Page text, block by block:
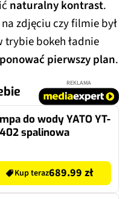
naturalny kontrast.
zdjęciu czy filmie był
trybie bokeh ładnie
pierwszy plan.
REKLAMA
do wody YATO YT-
spalinowa
Kup teraz689.99 zł